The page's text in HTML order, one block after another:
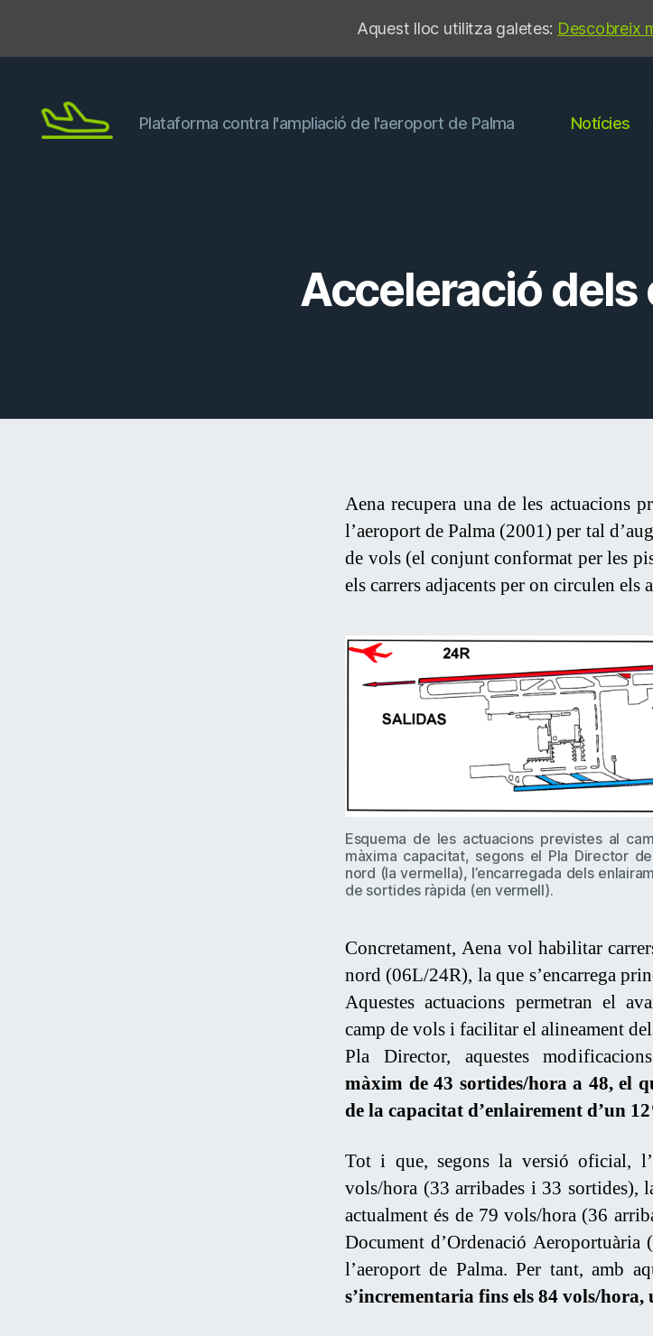
Plataforma contra l'ampliació de l'aeroport de Palma Notícies
Acceleració
Aena recupera una de les actuacions
l’aeroport de Palma (2001) per tal
de vols (el conjunt conformat per les
els carrers adjacents per on circulen els
Esquema de les actuacions previstes al
màxima capacitat, segons el Pla Director
nord (la vermella), l’encarregada dels
de sortides ràpida (en vermell).
Concretament, Aena vol habilitar
nord (06L/24R), la que s’encarrega
Aquestes actuacions permetran el
camp de vols i facilitar el alineament
Pla Director, aquestes
màxim de 43 sortides/hora a 48, el
de la capacitat d’enlairement d’un
Tot i que, segons la versió oficial,
vols/hora (33 arribades i 33 sortides),
actualment és de 79 vols/hora (36
Document d’Ordenació
l’aeroport de Palma. Per tant, amb
s’incrementaria fins els 84 vols/hora,
Aquest lloc utilitza galetes: Descobreix